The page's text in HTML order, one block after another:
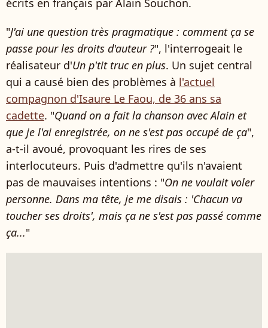
écrits en français par Alain Souchon.
"J'ai une question très pragmatique : comment ça se
passe pour les droits d'auteur ?", l'interrogeait le
réalisateur d'Un p'tit truc en plus. Un sujet central
qui a causé bien des problèmes à l'actuel
compagnon d'Isaure Le Faou, de 36 ans sa
cadette. "Quand on a fait la chanson avec Alain et
que je l'ai enregistrée, on ne s'est pas occupé de ça",
a-t-il avoué, provoquant les rires de ses
interlocuteurs. Puis d'admettre qu'ils n'avaient
pas de mauvaises intentions : "On ne voulait voler
personne. Dans ma tête, je me disais : 'Chacun va
toucher ses droits', mais ça ne s'est pas passé comme
ça..."